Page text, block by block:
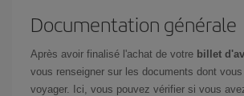
Documentation générale
Après avoir finalisé l'achat de votre billet
vous renseigner sur les documents dont
voyager. Ici, vous pouvez vérifier si vous